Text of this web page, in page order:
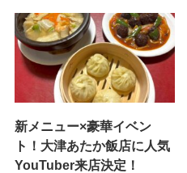
新メニュー×豪華イベン
ト！大津あたか飯店に人気
YouTuber来店決定！